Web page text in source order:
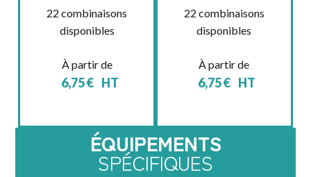
22 combinaisons
disponibles
À partir de
6,75€ HT
22 combinaisons
disponibles
À partir de
6,75€ HT
ÉQUIPEMENTS
SPÉCIFIQUES